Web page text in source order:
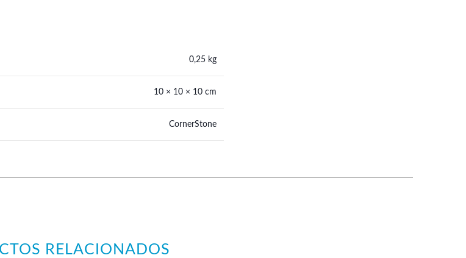
0,25 kg
10 × 10 × 10 cm
CornerStone
RELACIONADOS